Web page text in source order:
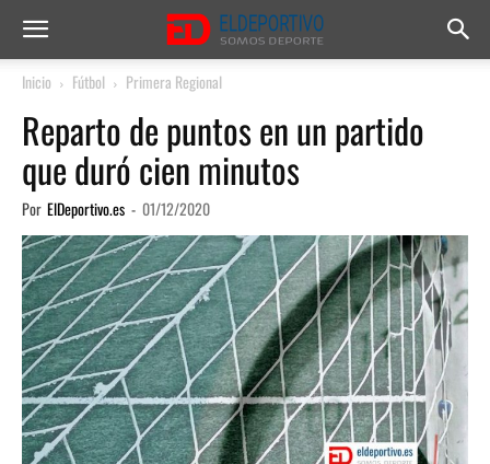
Inicio Fútbol Primera Regional
Reparto de puntos en un partido
que duró cien minutos
Por ElDeportivo.es - 01/12/2020